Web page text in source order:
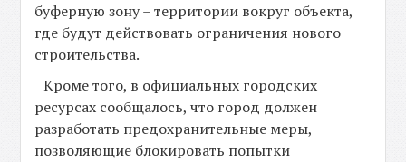
буферную зону – территории вокруг объекта,
где будут действовать ограничения нового
строительства.
Кроме того, в официальных городских
ресурсах сообщалось, что город должен
разработать предохранительные меры,
позволяющие блокировать попытки